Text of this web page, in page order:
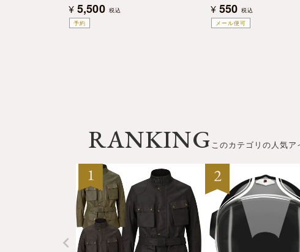
予約
¥ 5,500 税込
メール便可
¥ 550 税込
RANKINGこのカテゴリの人気ア